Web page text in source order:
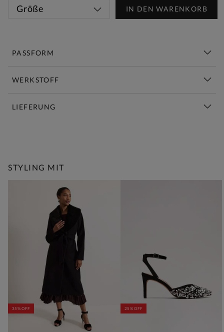
Größe IN DEN WARENKORB
PASSFORM
WERKSTOFF
LIEFERUNG
STYLING MIT
35% OFF 25% OFF